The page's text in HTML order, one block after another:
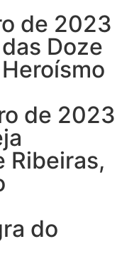
de 2023
Doze
de 2023
Ribeiras,
do